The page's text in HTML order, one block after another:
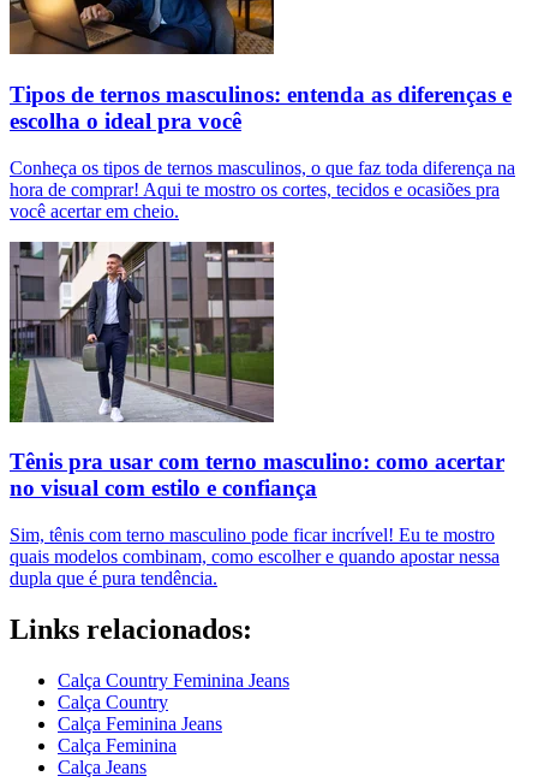
Tipos de ternos masculinos: entenda as diferenças e
escolha o ideal pra você
Conheça os tipos de ternos masculinos, o que faz toda diferença na
hora de comprar! Aqui te mostro os cortes, tecidos e ocasiões pra
você acertar em cheio.
Tênis pra usar com terno masculino: como acertar
no visual com estilo e confiança
Sim, tênis com terno masculino pode ficar incrível! Eu te mostro
quais modelos combinam, como escolher e quando apostar nessa
dupla que é pura tendência.
Links relacionados:
Calça Country Feminina Jeans
Calça Country
Calça Feminina Jeans
Calça Feminina
Calça Jeans